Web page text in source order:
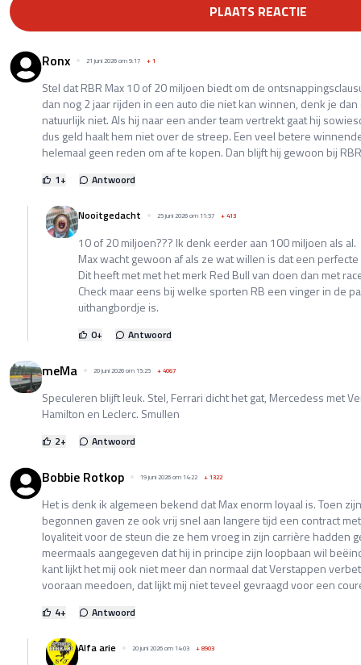
PLAATS REACTIE
Ronx 21 juni 2026 om 9:17 +1
Stel dat RBR Max 10 of 20 miljoen biedt om de
dan nog 2 jaar rijden in een auto die niet kan winnen, denk je
natuurlijk niet. Als hij naar een ander team vertrekt gaat hij
dus geld haalt hem niet over de streep. Een veel betere
helemaal geen reden om af te kopen. Dan blijft hij gewoon bij
1+ Antwoord
Nooitgedacht 25 juni 2026 om 11:57 +413
10 of 20 miljoen??? Ik denk eerder aan 100 miljoen als al.
Max wacht gewoon af als ze wat willen is dat een
Dit heeft met met het merk Red Bull van doen dan met
Check maar eens bij welke sporten RB een vinger in de
uithangbordje is.
0+ Antwoord
meMa 20 juni 2026 om 15:25 +4067
Speculeren blijft leuk. Stel, Ferrari dicht het gat, Mercedess met
Hamilton en Leclerc. Smullen
2+ Antwoord
Bobbie Rotkop 19 juni 2026 om 14:22 +1322
Het is denk ik algemeen bekend dat Max enorm loyaal is. Toen
begonnen gaven ze ook vrij snel aan langere tijd een contract
loyaliteit voor de steun die ze hem vroeg in zijn carrière hadden
meermaals aangegeven dat hij in principe zijn loopbaan wil
kant lijkt het mij ook niet meer dan normaal dat Verstappen
vooraan meedoen, dat lijkt mij niet teveel gevraagd voor een
4+ Antwoord
Alfa arie 20 juni 2026 om 14:03 +8903